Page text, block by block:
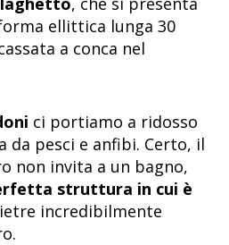
ellittica lunga 30
a conca nel
ci portiamo a ridosso
da pesci e anfibi. Certo, il
non invita a un bagno,
struttura in cui è
incredibilmente